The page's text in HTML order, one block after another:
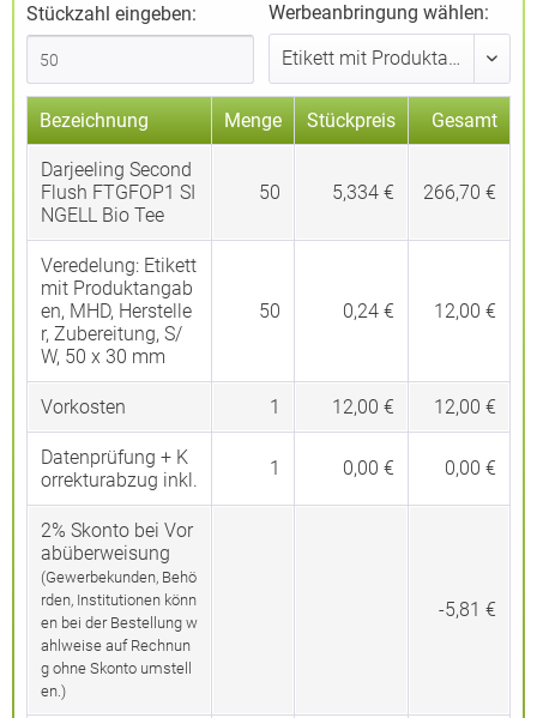
Stückzahl eingeben: Werbeanbringung wählen:
Bezeichnung Menge Stückpreis Gesamt
Darjeeling Second
Flush FTGFOP1 SI
NGELL Bio Tee
50 5,334 € 266,70 €
Veredelung: Etikett
mit Produktangab
en, MHD, Herstelle
r, Zubereitung, S/
W, 50 x 30 mm
50 0,24 € 12,00 €
Vorkosten 1 12,00 € 12,00 €
Datenprüfung + K
orrekturabzug inkl.
1 0,00 € 0,00 €
2% Skonto bei Vor
abüberweisung
(Gewerbekunden, Behö
rden, Institutionen könn
en bei der Bestellung w
ahlweise auf Rechnun
g ohne Skonto umstell
en.)
-5,81 €